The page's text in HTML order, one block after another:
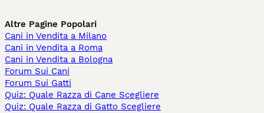
Altre Pagine Popolari
Cani in Vendita a Milano
Cani in Vendita a Roma
Cani in Vendita a Bologna
Forum Sui Cani
Forum Sui Gatti
Quiz: Quale Razza di Cane Scegliere
Quiz: Quale Razza di Gatto Scegliere